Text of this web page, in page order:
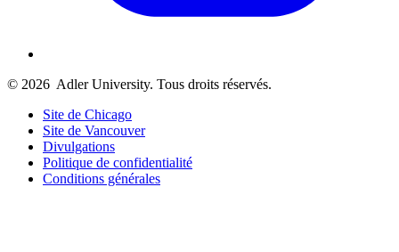
© 2026 Adler University. Tous droits réservés.
Site de Chicago
Site de Vancouver
Divulgations
Politique de confidentialité
Conditions générales